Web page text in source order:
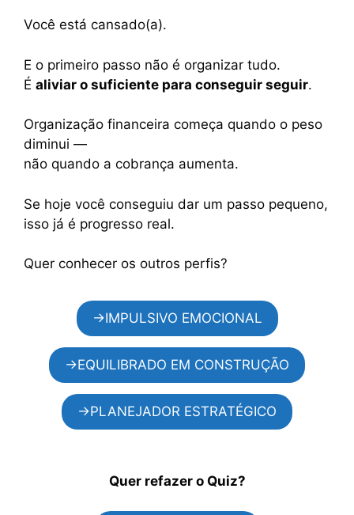
Você está cansado(a).
E o primeiro passo não é organizar tudo.
É aliviar o suficiente para conseguir seguir.
Organização financeira começa quando o peso
diminui —
não quando a cobrança aumenta.
Se hoje você conseguiu dar um passo pequeno,
isso já é progresso real.
Quer conhecer os outros perfis?
→IMPULSIVO EMOCIONAL
→EQUILIBRADO EM CONSTRUÇÃO
→PLANEJADOR ESTRATÉGICO
Quer refazer o Quiz?